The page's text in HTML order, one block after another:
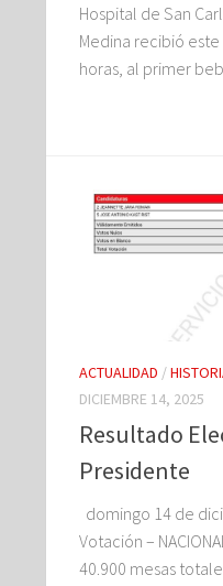
Hospital de San
Medina recibió
horas, al primer
ACTUALIDAD /
DICIEMBRE 14, 2025
Resultado
Presidente
domingo 14 de
Votación –
40.900 mesas